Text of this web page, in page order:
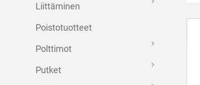
Liittäminen
Poistotuotteet
Polttimot
Putket